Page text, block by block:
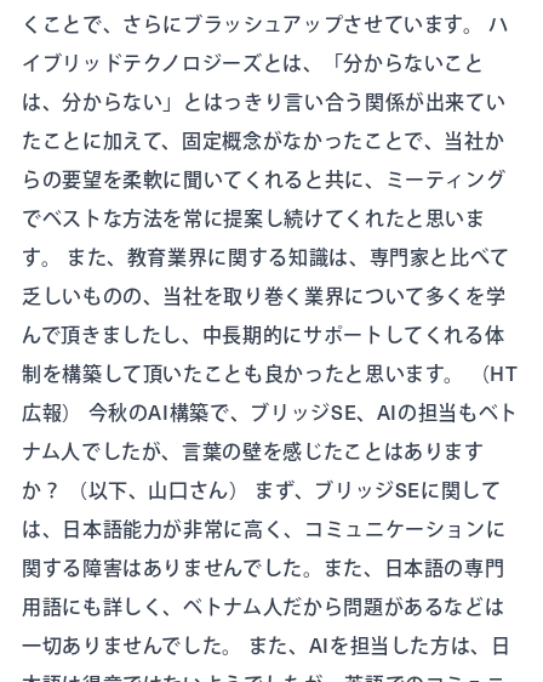
くことで、さらにブラッシュアップさせています。 ハ
イブリッドテクノロジーズとは、「分からないこと
は、分からない」とはっきり言い合う関係が出来てい
たことに加えて、固定概念がなかったことで、当社か
らの要望を柔軟に聞いてくれると共に、ミーティング
でベストな方法を常に提案し続けてくれたと思いま
す。 また、教育業界に関する知識は、専門家と比べて
乏しいものの、当社を取り巻く業界について多くを学
んで頂きましたし、中長期的にサポートしてくれる体
制を構築して頂いたことも良かったと思います。 （HT
広報） 今秋のAI構築で、ブリッジSE、AIの担当もベト
ナム人でしたが、言葉の壁を感じたことはあります
か？ （以下、山口さん） まず、ブリッジSEに関して
は、日本語能力が非常に高く、コミュニケーションに
関する障害はありませんでした。また、日本語の専門
用語にも詳しく、ベトナム人だから問題があるなどは
一切ありませんでした。 また、AIを担当した方は、日